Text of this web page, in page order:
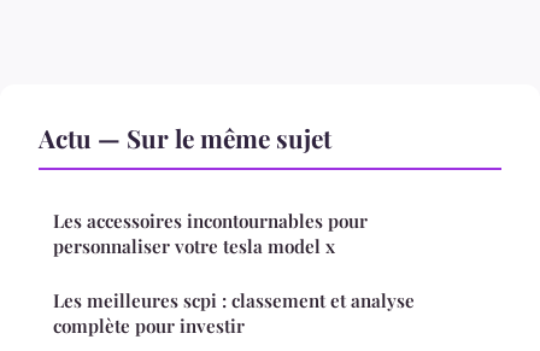
Actu — Sur le même sujet
Les accessoires incontournables pour
personnaliser votre tesla model x
Les meilleures scpi : classement et analyse
complète pour investir